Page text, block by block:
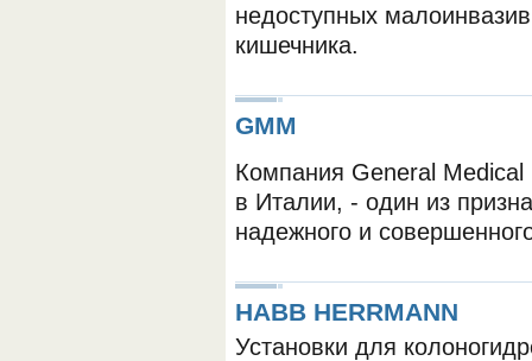
недоступных
кишечника.
GMM
Компания General Medical
в Италии, - один из
надежного и
HABB HERRMANN
Установки для